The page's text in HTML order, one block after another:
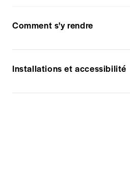
Comment s'y rendre
Installations et accessibilité